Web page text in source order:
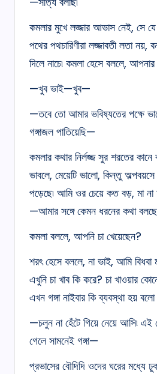
কমলার মুখে লজ্জার আভাস নেই, সে যে
পথের পথচারিণীরা লজ্জাবতী লতা নয়,
দিলে নাচে৷ কমলা হেসে বললে,
—খুব ভাই—খুব—
—তবে তো আমার ভবিষ্যতের পক্ষে
গঙ্গাজল পাতিয়েছি—
কমলার কথার নির্লজ্জ সুর শরতের কানে
ভাবলে, মেয়েটি ভালো, কিন্তু
পড়েছে৷ আমি ওর চেয়ে কত বড়, মা না
—আমার সঙ্গে কেমন ধরনের কথা
কমলা বললে, আপনি চা খেয়েছেন?
শরৎ হেসে বললে, না ভাই, আমি
এখুনি চা খাব কি করে? চা খাওয়ার
এখন গঙ্গা নাইবার কি ব্যবস্থা হয়
—চলুন না হেঁটে গিয়ে নেয়ে আসি৷ এই
গেলে সামনেই গঙ্গা—
প্রভাসের বৌদিদি ওদের ঘরের মধ্যে